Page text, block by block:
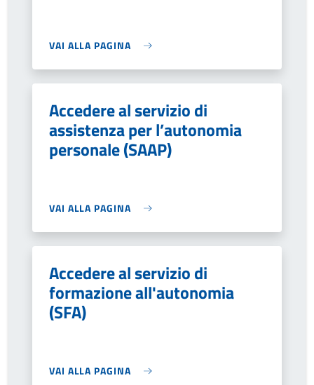
VAI ALLA PAGINA
Accedere al servizio di
assistenza per l’autonomia
personale (SAAP)
VAI ALLA PAGINA
Accedere al servizio di
formazione all'autonomia
(SFA)
VAI ALLA PAGINA